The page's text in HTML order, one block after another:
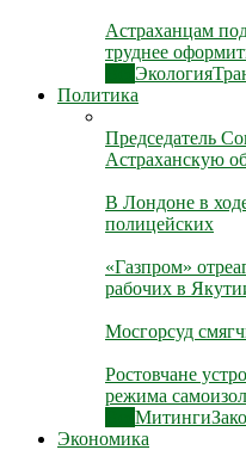
Астраханцам
труднее
Экология
Политика
Председатель
Астраханскую
В Лондоне в
полицейских
«Газпром»
рабочих в
Мосгорсуд
Ростовчане
режима
Митинги
Экономика